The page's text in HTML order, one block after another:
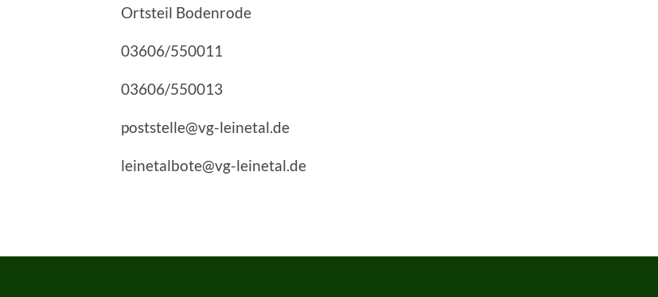
Ortsteil Bodenrode
03606/550011
03606/550013
poststelle@vg-leinetal.de
leinetalbote@vg-leinetal.de